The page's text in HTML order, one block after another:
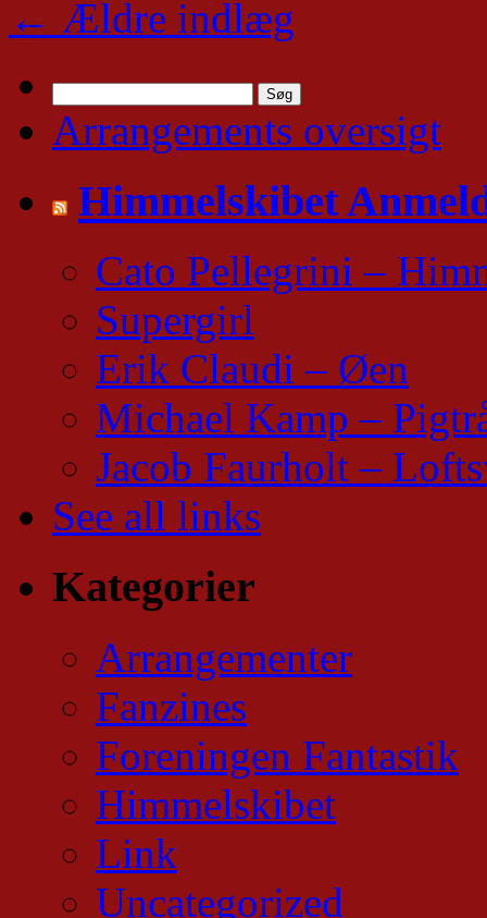
← Ældre indlæg
efter:
Arrangements oversigt
Himmelskibet
Cato Pellegrini –
Supergirl
Erik Claudi – Øen
Michael Kamp –
Jacob Faurholt –
See all links
Kategorier
Arrangementer
Fanzines
Foreningen Fantastik
Himmelskibet
Link
Uncategorized